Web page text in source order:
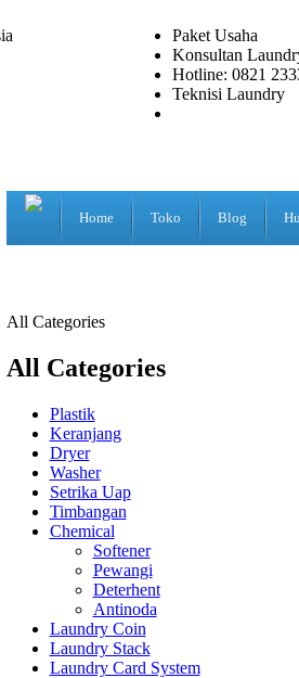
Paket Usaha
Konsultan
Hotline: 0821
Teknisi Laundry
Home Toko Blog
All Categories
All Categories
Plastik
Keranjang
Dryer
Washer
Setrika Uap
Timbangan
Chemical
Softener
Pewangi
Deterhent
Antinoda
Laundry Coin
Laundry Stack
Laundry Card System